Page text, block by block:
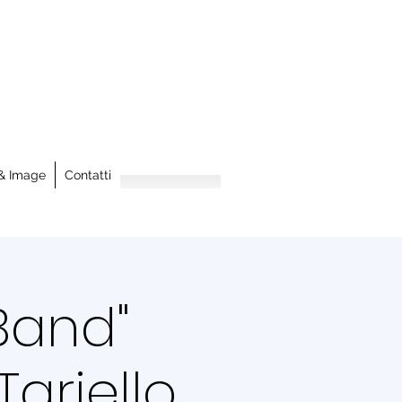
Image Contatti